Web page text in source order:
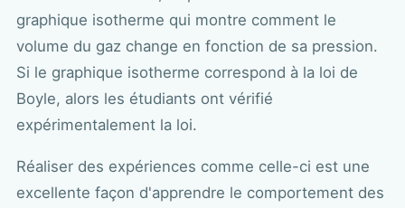
graphique isotherme qui montre comment le
volume du gaz change en fonction de sa pression.
Si le graphique isotherme correspond à la loi de
Boyle, alors les étudiants ont vérifié
expérimentalement la loi.
Réaliser des expériences comme celle-ci est une
excellente façon d'apprendre le comportement des